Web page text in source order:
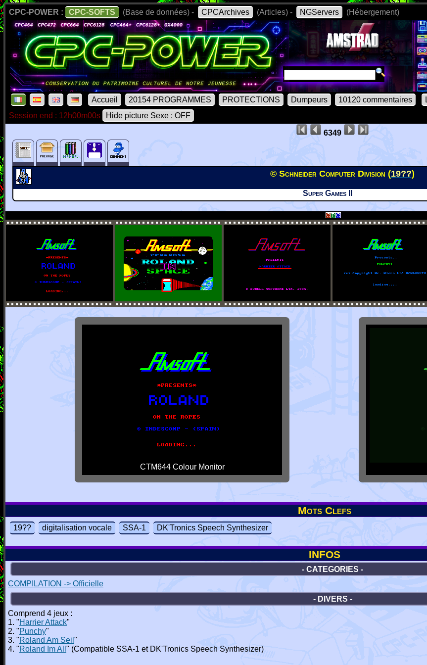
CPC-POWER : CPC-SOFTS (Base de données) - CPCArchives (Articles) - NGServers (Hébergement)
Accueil 20154 PROGRAMMES PROTECTIONS Dumpeurs 10120 commentaires
Session end : 12h00m00s
Hide picture Sexe : OFF
6349
© Schneider Computer Division (19??)
Super Games II
CTM644 Colour Monitor
Mots Clefs
19?? digitalisation vocale SSA-1 DK'Tronics Speech Synthesizer
INFOS
- CATEGORIES -
COMPILATION -> Officielle
- DIVERS -
Comprend 4 jeux :
1. "Harrier Attack"
2. "Punchy"
3. "Roland Am Seil "
4. "Roland Im All " (Compatible SSA-1 et DK'Tronics Speech Synthesizer)